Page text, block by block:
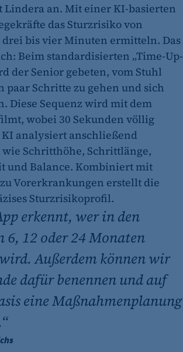
Lindera an. Mit einer KI-basierten
das Sturzrisiko von
bis vier Minuten ermitteln. Das
Beim standardisierten „Time-Up-
der Senior gebeten, vom Stuhl
paar Schritte zu gehen und sich
Diese Sequenz wird mit dem
wobei 30 Sekunden völlig
analysiert anschließend
Schritthöhe, Schrittlänge,
und Balance. Kombiniert mit
Vorerkrankungen erstellt die
Sturzrisikoprofil.
erkennt, wer in den
6, 12 oder 24 Monaten
Außerdem können wir
dafür benennen und auf
eine Maßnahmenplanung